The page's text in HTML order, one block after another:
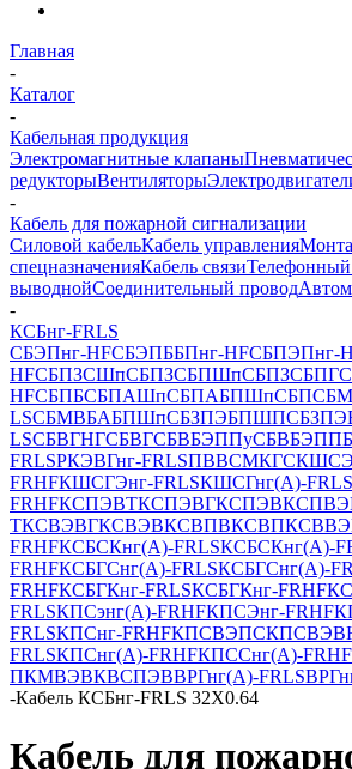
Главная
-
Каталог
-
Кабельная продукция
Электромагнитные клапаны
редукторыВентиляторы
-
Кабель для пожарной сигнализации
Силовой кабельКабель управления
спецназначенияКабель связиТелефонный
выводнойСоединительный провод
-
КСБнг-FRLS
СБЭПнг-HFСБЭПББПнг-HFСБПЭПнг-
HFСБПЗСШпСБПЗСБПШпСБПЗСБПГ
HFСБПБСБПАШпСБПАБПШпСБП
LSСБМВБАБПШпСБЗПЭБПШП
LSСБВГНГСБВГСБВБЭППу
FRLSРКЭВГнг-FRLSПВВСМКГС
FRHFКШСГЭнг-FRLSКШСГнг(А)-FRLS
FRHFКСПЭВТКСПЭВГКСПЭВ
ТКСВЭВГКСВЭВКСВПВКСВПКСВВЭ
FRHFКСБСКнг(А)-FRLSКСБСКнг(А)-
FRHFКСБГСнг(А)-FRLSКСБГСнг(А)-
FRHFКСБГКнг-FRLSКСБГКнг-FRHF
FRLSКПСэнг(А)-FRHFКПСЭнг-FRНF
FRLSКПСнг-FRHFКПСВЭПС
FRLSКПCнг(А)-FRHFКПCCнг(А)-FRHF
ПКМВЭВКВСПЭВВРГнг(А)-FRLS
-Кабель КСБнг-FRLS 32Х0.64
Кабель для